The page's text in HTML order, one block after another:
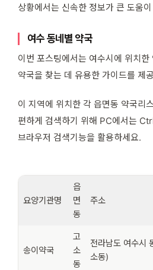
상황에서는 신속한 정보가 큰 도움
여수 동네별 약국
이번 포스팅에서는 여수시에 위치
약국을 찾는 데 유용한 가이드를 제
이 지역에 위치한 각 읍면동 약국리
편하게 검색하기 위해 PC에서는
브라우저 검색기능을 활용하세요.
요양기관명
읍
면
동
주소
송이약국
고
소
동
전라남도 여수시
소동)